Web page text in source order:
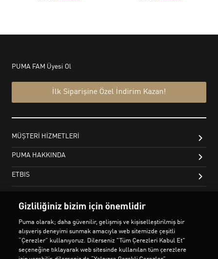
Gizliliğiniz bizim için önemlidir
Puma olarak; daha güvenilir, gelişmiş ve kişiselleştirilmiş bir
alışveriş deneyimi sunmak amacıyla web sitemizde çeşitli
“Çerezler” kullanıyoruz. Dilerseniz "Tüm Çerezleri Kabul Et"
seçeneğine tıklayarak web sitesinde kullanılan tüm çerezlere